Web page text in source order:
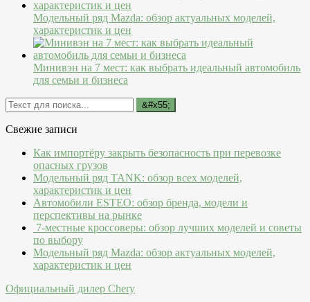
Модельный ряд Mazda: обзор актуальных моделей,
характеристик и цен
Минивэн на 7 мест: как выбрать идеальный автомобиль
для семьи и бизнеса
Свежие записи
Как импортёру закрыть безопасность при перевозке
опасных грузов
Модельный ряд TANK: обзор всех моделей,
характеристик и цен
Автомобили ESTEO: обзор бренда, модели и
перспективы на рынке
7-местные кроссоверы: обзор лучших моделей и советы
по выбору
Модельный ряд Mazda: обзор актуальных моделей,
характеристик и цен
Официальный дилер Chery